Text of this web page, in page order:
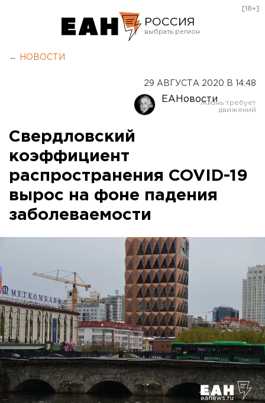
РОССИЯ
Оренбург
[18+]
← НОВОСТИ
29 АВГУСТА 2020 В 14:48
ЕАНовости
Свердловский
коэффициент
распространения COVID-19
вырос на фоне падения
заболеваемости